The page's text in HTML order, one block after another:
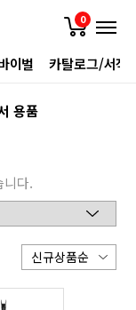
0
이벌 카탈로그/서적
용품
니다.